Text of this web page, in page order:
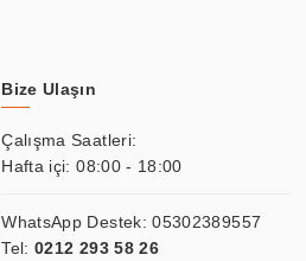
Bize Ulaşın
Çalışma Saatleri:
Hafta içi: 08:00 - 18:00
WhatsApp Destek:05302389557
Tel: 0212 293 58 26